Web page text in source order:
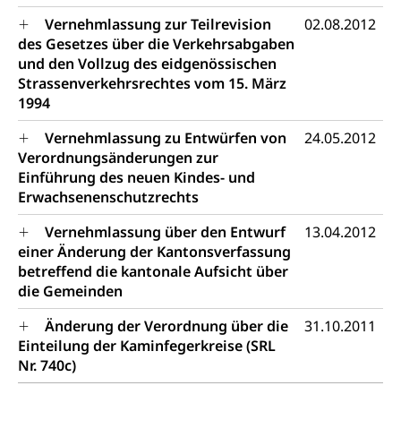
Vernehmlassung zur Teilrevision
des Gesetzes über die Verkehrsabgaben
und den Vollzug des eidgenössischen
Strassenverkehrsrechtes vom 15. März
1994
02.08.2012
Vernehmlassung zu Entwürfen von
Verordnungsänderungen zur
Einführung des neuen Kindes- und
Erwachsenenschutzrechts
24.05.2012
Vernehmlassung über den Entwurf
einer Änderung der Kantonsverfassung
betreffend die kantonale Aufsicht über
die Gemeinden
13.04.2012
Änderung der Verordnung über die
Einteilung der Kaminfegerkreise (SRL
Nr. 740c)
31.10.2011